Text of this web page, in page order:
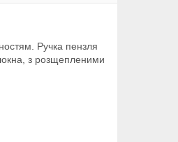
Ручка пензля
з розщепленими